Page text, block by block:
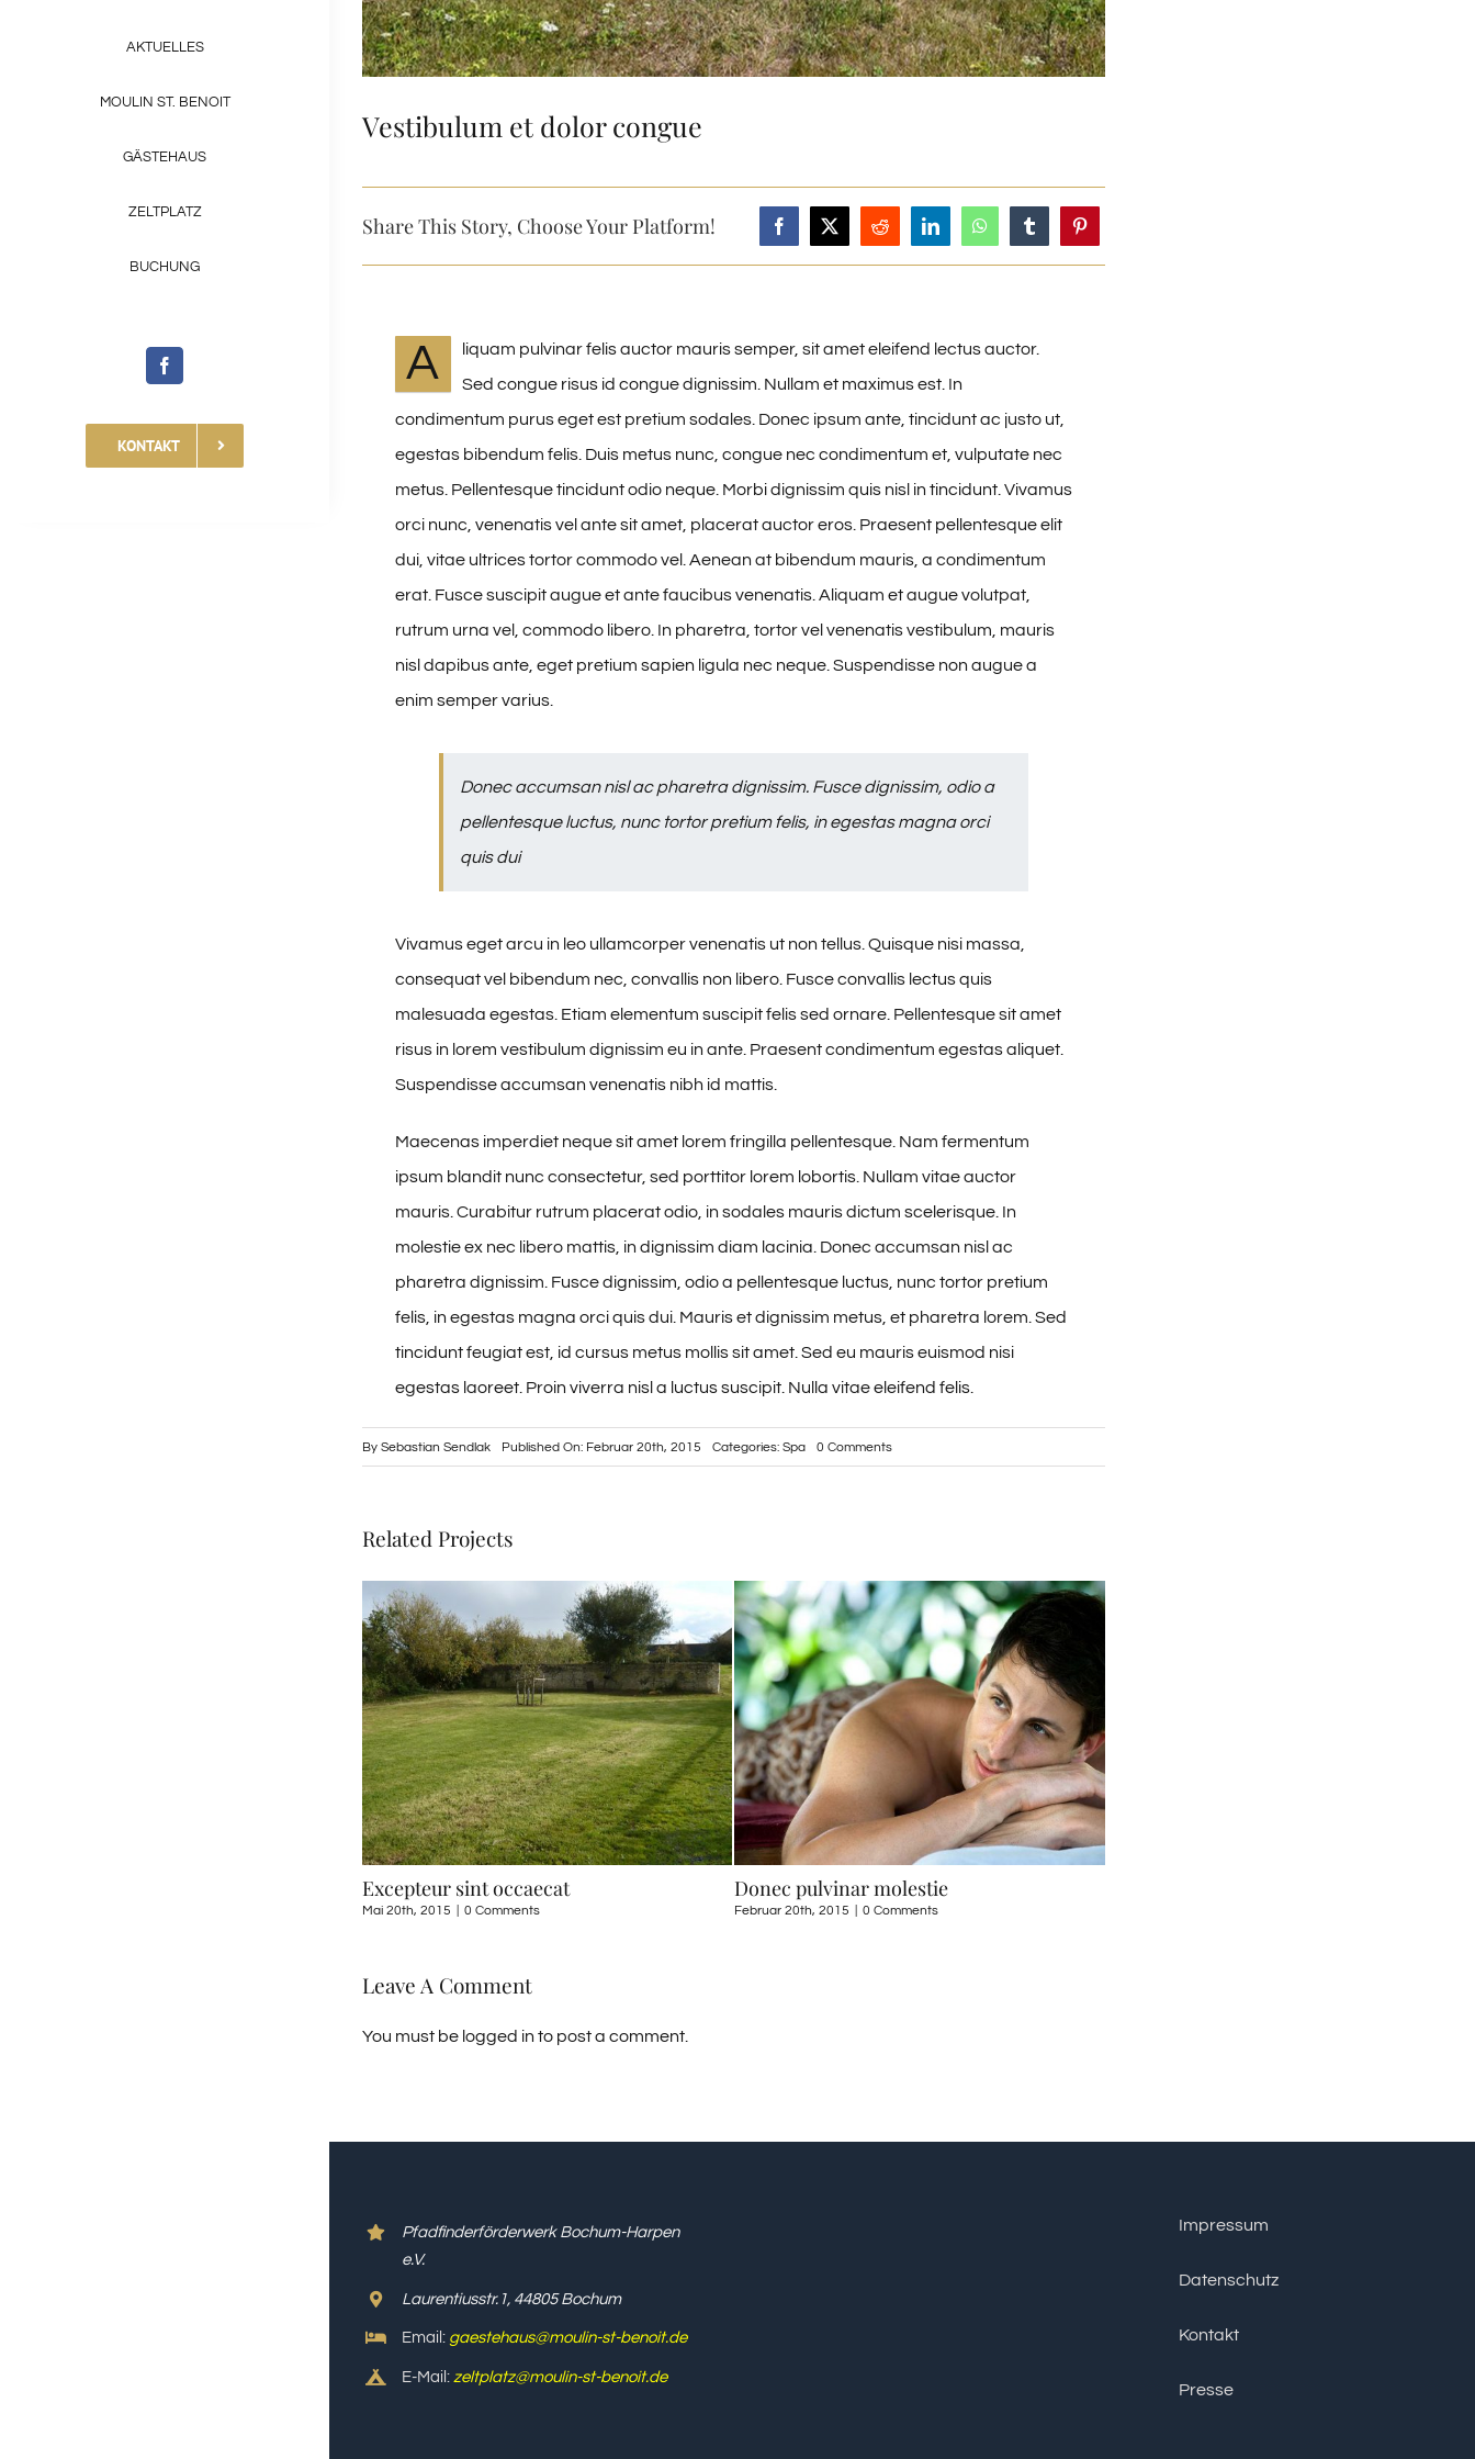
AKTUELLES
MOULIN ST. BENOIT
GÄSTEHAUS
ZELTPLATZ
BUCHUNG
KONTAKT
Vestibulum et dolor congue
Share This Story, Choose Your Platform!
A
liquam pulvinar felis auctor mauris semper, sit amet eleifend lectus auctor.
Sed congue risus id congue dignissim. Nullam et maximus est. In
condimentum purus eget est pretium sodales. Donec ipsum ante, tincidunt ac justo ut,
egestas bibendum felis. Duis metus nunc, congue nec condimentum et, vulputate nec
metus. Pellentesque tincidunt odio neque. Morbi dignissim quis nisl in tincidunt. Vivamus
orci nunc, venenatis vel ante sit amet, placerat auctor eros. Praesent pellentesque elit
dui, vitae ultrices tortor commodo vel. Aenean at bibendum mauris, a condimentum
erat. Fusce suscipit augue et ante faucibus venenatis. Aliquam et augue volutpat,
rutrum urna vel, commodo libero. In pharetra, tortor vel venenatis vestibulum, mauris
nisl dapibus ante, eget pretium sapien ligula nec neque. Suspendisse non augue a
enim semper varius.
Donec accumsan nisl ac pharetra dignissim. Fusce dignissim, odio a
pellentesque luctus, nunc tortor pretium felis, in egestas magna orci
quis dui
Vivamus eget arcu in leo ullamcorper venenatis ut non tellus. Quisque nisi massa,
consequat vel bibendum nec, convallis non libero. Fusce convallis lectus quis
malesuada egestas. Etiam elementum suscipit felis sed ornare. Pellentesque sit amet
risus in lorem vestibulum dignissim eu in ante. Praesent condimentum egestas aliquet.
Suspendisse accumsan venenatis nibh id mattis.
Maecenas imperdiet neque sit amet lorem fringilla pellentesque. Nam fermentum
ipsum blandit nunc consectetur, sed porttitor lorem lobortis. Nullam vitae auctor
mauris. Curabitur rutrum placerat odio, in sodales mauris dictum scelerisque. In
molestie ex nec libero mattis, in dignissim diam lacinia. Donec accumsan nisl ac
pharetra dignissim. Fusce dignissim, odio a pellentesque luctus, nunc tortor pretium
felis, in egestas magna orci quis dui. Mauris et dignissim metus, et pharetra lorem. Sed
tincidunt feugiat est, id cursus metus mollis sit amet. Sed eu mauris euismod nisi
egestas laoreet. Proin viverra nisl a luctus suscipit. Nulla vitae eleifend felis.
By Sebastian Sendlak Published On: Februar 20th, 2015 Categories: Spa 0 Commentson
Related Projects
Excepteur sint occaecat
Mai 20th, 2015 0 Comments
Donec pulvinar molestie
Februar 20th, 2015 0 Comments
Leave A Comment
You must be logged in to post a comment.
Pfadfinderförderwerk Bochum-Harpen
e.V.
Laurentiusstr.1, 44805 Bochum
Email: gaestehaus@moulin-st-benoit.de
E-Mail: zeltplatz@moulin-st-benoit.de
Impressum
Datenschutz
Kontakt
Presse